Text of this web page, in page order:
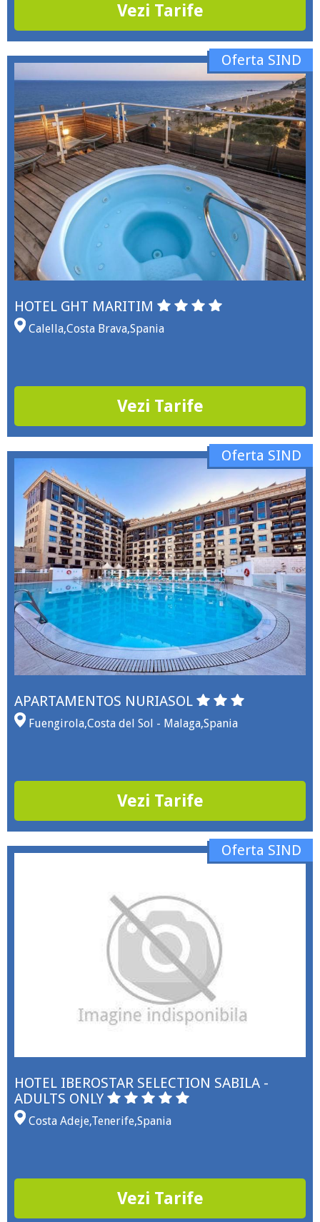
Vezi Tarife
HOTEL GHT MARITIM
Calella,Costa Brava,Spania
Vezi Tarife
Oferta SIND
APARTAMENTOS NURIASOL
Fuengirola,Costa del Sol - Malaga,Spania
Vezi Tarife
Oferta SIND
HOTEL IBEROSTAR SELECTION SABILA -
ADULTS ONLY
Costa Adeje,Tenerife,Spania
Vezi Tarife
Oferta SIND